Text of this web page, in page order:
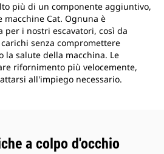
più di un componente aggiuntivo,
macchine Cat. Ognuna è
i nostri escavatori, così da
senza compromettere
la salute della macchina. Le
rifornimento più velocemente,
all'impiego necessario.
a colpo d'occhio